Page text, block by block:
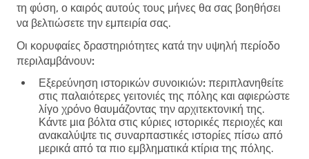
τη φύση, ο καιρός αυτούς τους μήνες θα σας βοηθήσει
να βελτιώσετε την εμπειρία σας.
Οι κορυφαίες δραστηριότητες κατά την υψηλή περίοδο
περιλαμβάνουν:
Εξερεύνηση ιστορικών συνοικιών: περιπλανηθείτε
στις παλαιότερες γειτονιές της πόλης και αφιερώστε
λίγο χρόνο θαυμάζοντας την αρχιτεκτονική της.
Κάντε μια βόλτα στις κύριες ιστορικές περιοχές και
ανακαλύψτε τις συναρπαστικές ιστορίες πίσω από
μερικά από τα πιο εμβληματικά κτίρια της πόλης.